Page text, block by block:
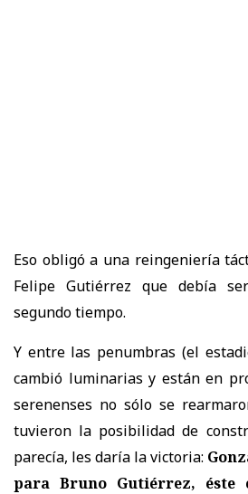
Eso obligó a una reingeniería
Felipe Gutiérrez que debía
segundo tiempo.
Y entre las penumbras (el
cambió luminarias y están en
serenenses no sólo se
tuvieron la posibilidad de
parecía, les daría la victoria:
para Bruno Gutiérrez, éste